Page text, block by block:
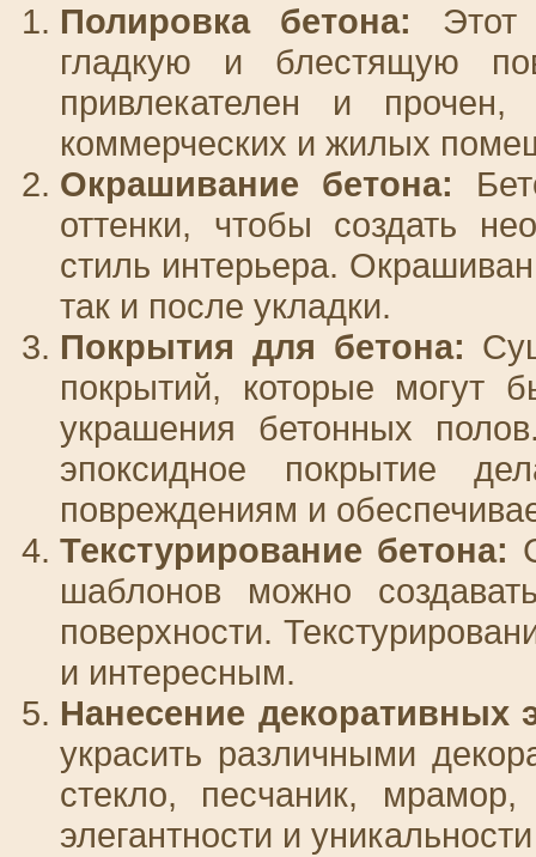
Полировка бетона:
Этот
гладкую и блестящую
привлекателен и
коммерческих и жилых
Окрашивание бетона:
оттенки, чтобы создать
стиль интерьера.
так и после укладки.
Покрытия для бетона:
покрытий, которые могут
украшения бетонных
эпоксидное покрытие
повреждениям и
Текстурирование бетона:
шаблонов можно
поверхности.
и интересным.
Нанесение декоративных
украсить различными
стекло, песчаник,
элегантности и